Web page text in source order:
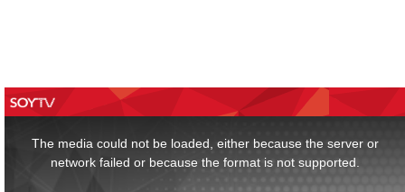
The media could not be loaded, either because the server or
network failed or because the format is not supported.